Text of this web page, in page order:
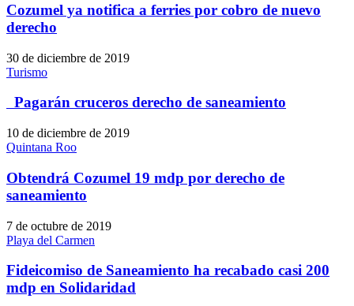
Cozumel ya notifica a ferries por cobro de nuevo
derecho
30 de diciembre de 2019
Turismo
Pagarán cruceros derecho de saneamiento
10 de diciembre de 2019
Quintana Roo
Obtendrá Cozumel 19 mdp por derecho de
saneamiento
7 de octubre de 2019
Playa del Carmen
Fideicomiso de Saneamiento ha recabado casi 200
mdp en Solidaridad